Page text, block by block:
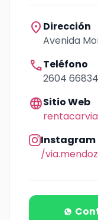
location_on Dirección
Avenida
callTeléfono
2604
languageSitio Web
Instagram
/